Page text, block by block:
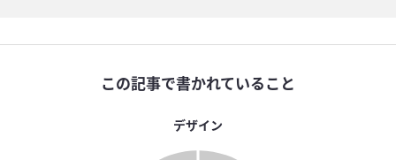
この記事で書かれていること
デザイン